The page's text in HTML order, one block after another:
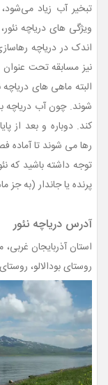
تبخیر آب زیاد
ویژگی های دریاچه
اندک در دریاچه
نیز مسابقه تحت عنوان
البته ماهی های
شوند. چون آب دریاچه
کند. دوباره و بعد از
رها می شوند تا آماده
توجه داشته باشید که
پرنده یا جاندار (به
آدرس دریاچه نئور
روستای بودالالو،